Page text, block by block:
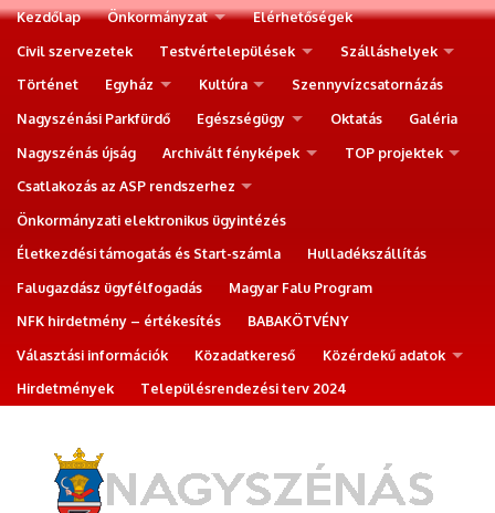
Kezdőlap Önkormányzat
Elérhetőségek
Civil szervezetek
Testvértelepülések
Szálláshelyek
Történet
Egyház Kultúra
Szennyvízcsatornázás
Nagyszénási Parkfürdő
Egészségügy Oktatás
Galéria
Nagyszénás újság
Archivált fényképek
TOP projektek
Csatlakozás az ASP rendszerhez
Önkormányzati elektronikus ügyintézés
Életkezdési támogatás és Start-számla
Hulladékszállítás
Falugazdász ügyfélfogadás
Magyar Falu Program
NFK hirdetmény – értékesítés
BABAKÖTVÉNY
Választási információk
Közadatkereső
Közérdekű adatok
Hirdetmények
Településrendezési terv 2024